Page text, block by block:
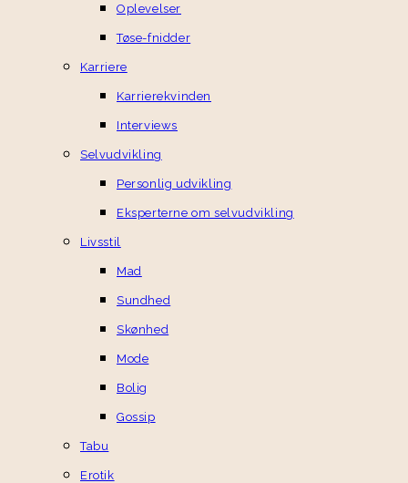
Oplevelser
Tøse-fnidder
Karriere
Karrierekvinden
Interviews
Selvudvikling
Personlig udvikling
Eksperterne om selvudvikling
Livsstil
Mad
Sundhed
Skønhed
Mode
Bolig
Gossip
Tabu
Erotik